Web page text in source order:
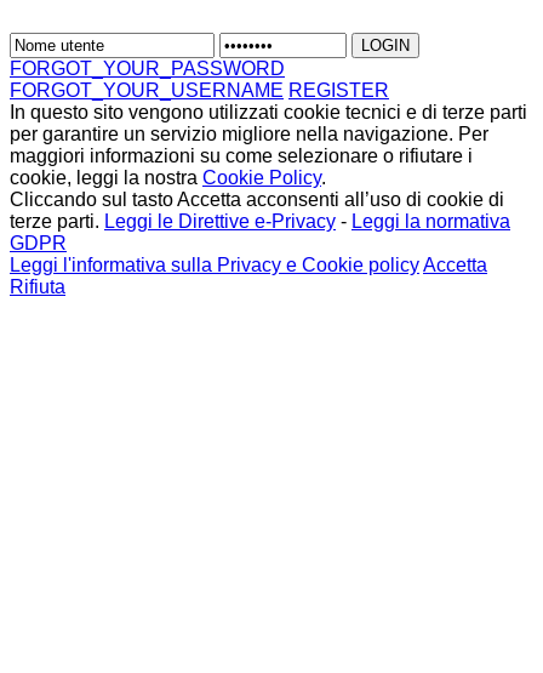
FORGOT_YOUR_PASSWORD
FORGOT_YOUR_USERNAME REGISTER
In questo sito vengono utilizzati cookie tecnici e di terze parti
per garantire un servizio migliore nella navigazione. Per
maggiori informazioni su come selezionare o rifiutare i
cookie, leggi la nostra Cookie Policy.
Cliccando sul tasto Accetta acconsenti all’uso di cookie di
terze parti. Leggi le Direttive e-Privacy - Leggi la normativa
GDPR
Leggi l'informativa sulla Privacy e Cookie policyAccetta
Rifiuta